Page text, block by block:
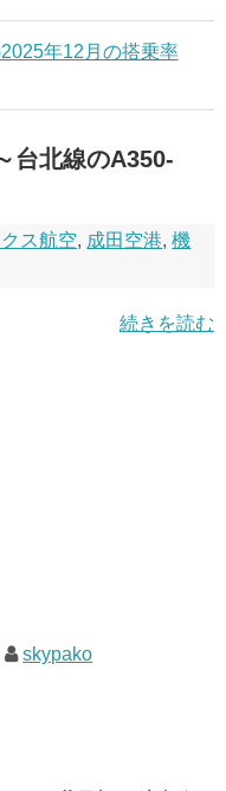
年12月の搭乗率
台北線のA350-
ス航空, 成田空港,機
続きを読む
skypako